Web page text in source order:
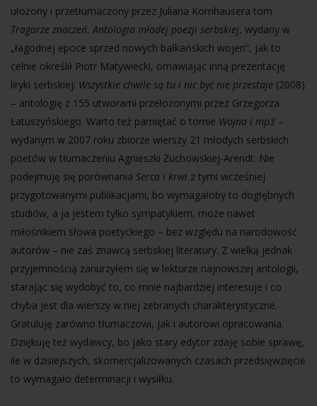
ułożony i przetłumaczony przez Juliana Kornhausera tom
Tragarze znaczeń. Antologia młodej poezji serbskiej, wydany w
„łagodnej epoce sprzed nowych bałkańskich wojen”, jak to
celnie określił Piotr Matywiecki, omawiając inną prezentację
liryki serbskiej: Wszystkie chwile są tu i nic być nie przestaje (2008)
– antologię z 155 utworami przełożonymi przez Grzegorza
Łatuszyńskiego. Warto też pamiętać o tomie Wojna i mp3 –
wydanym w 2007 roku zbiorze wierszy 21 młodych serbskich
poetów w tłumaczeniu Agnieszki Żuchowskiej-Arendt. Nie
podejmuję się porównania Serca i krwi z tymi wcześniej
przygotowanymi publikacjami, bo wymagałoby to dogłębnych
studiów, a ja jestem tylko sympatykiem, może nawet
miłośnikiem słowa poetyckiego – bez względu na narodowość
autorów – nie zaś znawcą serbskiej literatury. Z wielką jednak
przyjemnością zanurzyłem się w lekturze najnowszej antologii,
starając się wydobyć to, co mnie najbardziej interesuje i co
chyba jest dla wierszy w niej zebranych charakterystyczne.
Gratuluję zarówno tłumaczowi, jak i autorowi opracowania.
Dziękuję też wydawcy, bo jako stary edytor zdaję sobie sprawę,
ile w dzisiejszych, skomercjalizowanych czasach przedsięwzięcie
to wymagało determinacji i wysiłku.